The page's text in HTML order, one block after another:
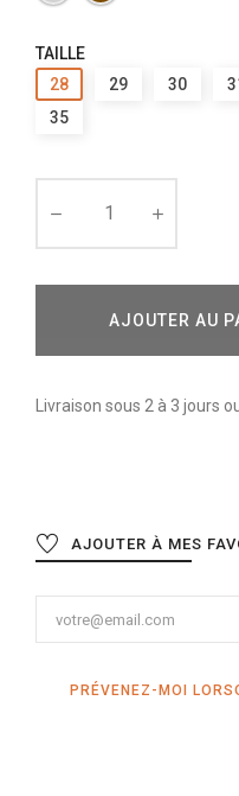
TAILLE
28
29 30
35
AJOUTER AU
Livraison sous 2 à 3 jours
AJOUTER À MES
PRÉVENEZ-MOI